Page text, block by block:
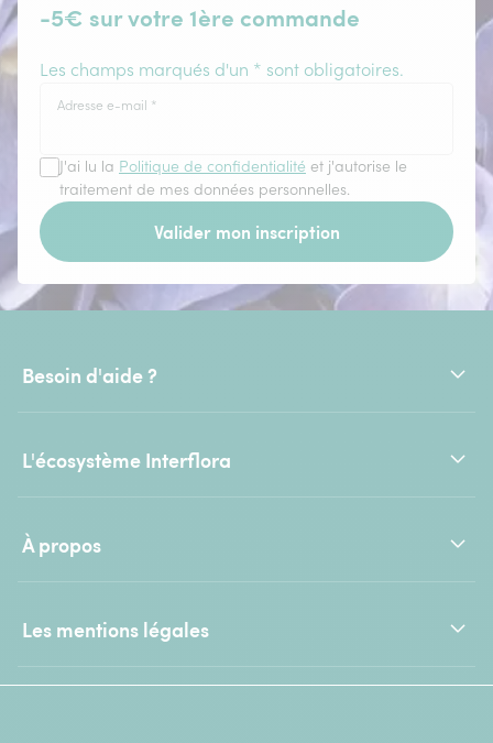
-5€ sur votre 1ère commande
Les champs marqués d'un * sont obligatoires.
Adresse e-mail *
J'ai lu la Politique de confidentialité et j'autorise le
traitement de mes données personnelles.
Valider mon inscription
Besoin d'aide ?
L'écosystème Interflora
À propos
Les mentions légales